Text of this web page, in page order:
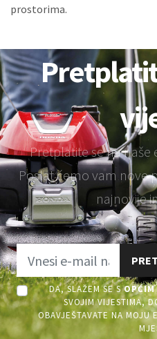
prostorima.
Pretplatite se na naše
Poslat ćemo vam nove
najnovije
DA, SLAŽEM SE S
SVOJIM VIJESTIMA,
OBAVJEŠTAVATE NA MOJU